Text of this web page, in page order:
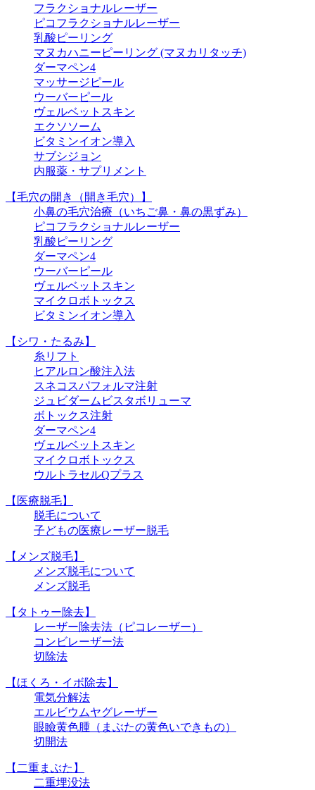
フラクショナルレーザー
ピコフラクショナルレーザー
乳酸ピーリング
マヌカハニーピーリング (マヌカリタッチ)
ダーマペン4
マッサージピール
ウーバーピール
ヴェルベットスキン
エクソソーム
ビタミンイオン導入
サブシジョン
内服薬・サプリメント
【毛穴の開き（開き毛穴）】
小鼻の毛穴治療（いちご鼻・鼻の黒ずみ）
ピコフラクショナルレーザー
乳酸ピーリング
ダーマペン4
ウーバーピール
ヴェルベットスキン
マイクロボトックス
ビタミンイオン導入
【シワ・たるみ】
糸リフト
ヒアルロン酸注入法
スネコスパフォルマ注射
ジュビダームビスタボリューマ
ボトックス注射
ダーマペン4
ヴェルベットスキン
マイクロボトックス
ウルトラセルQプラス
【医療脱毛】
脱毛について
子どもの医療レーザー脱毛
【メンズ脱毛】
メンズ脱毛について
メンズ脱毛
【タトゥー除去】
レーザー除去法（ピコレーザー）
コンビレーザー法
切除法
【ほくろ・イボ除去】
電気分解法
エルビウムヤグレーザー
眼瞼黄色腫（まぶたの黄色いできもの）
切開法
【二重まぶた】
二重埋没法